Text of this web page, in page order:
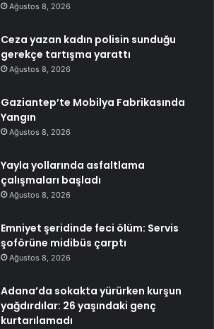
Ağustos 8, 2026
Ceza yazan kadın polisin sunduğu
gerekçe tartışma yarattı
Ağustos 8, 2026
Gaziantep’te Mobilya Fabrikasında
Yangın
Ağustos 8, 2026
Yayla yollarında asfaltlama
çalışmaları başladı
Ağustos 8, 2026
Emniyet şeridinde feci ölüm: Servis
şoförüne midibüs çarptı
Ağustos 8, 2026
Adana’da sokakta yürürken kurşun
yağdırdılar: 26 yaşındaki genç
kurtarılamadı